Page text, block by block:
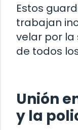
Estos
trabajan
velar por la
de todos
Unión
y la